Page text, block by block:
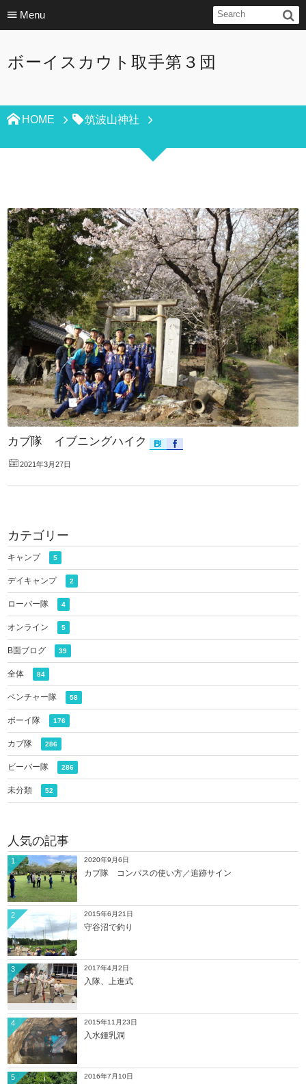
Menu
ボーイスカウト取手第３団
HOME 筑波山神社
カブ隊 イブニングハイク
2021年3月27日
カテゴリー
キャンプ 5
デイキャンプ 2
ローバー隊 4
オンライン 5
B面ブログ 39
全体 84
ベンチャー隊 58
ボーイ隊 176
カブ隊 286
ビーバー隊 286
未分類 52
人気の記事
2020年9月6日
カブ隊 コンパスの使い方／追跡サイン
1
2015年6月21日
守谷沼で釣り
2
2017年4月2日
入隊、上進式
3
2015年11月23日
入水鍾乳洞
4
2016年7月10日
5